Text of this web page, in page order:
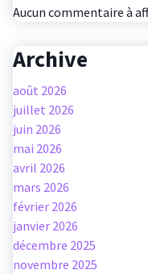
Aucun commentaire à
Archive
août 2026
juillet 2026
juin 2026
mai 2026
avril 2026
mars 2026
février 2026
janvier 2026
décembre 2025
novembre 2025